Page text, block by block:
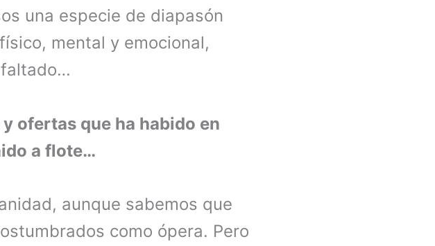
una especie de diapasón
mental y emocional,
ofertas que ha habido en
a flote…
aunque sabemos que
como ópera. Pero